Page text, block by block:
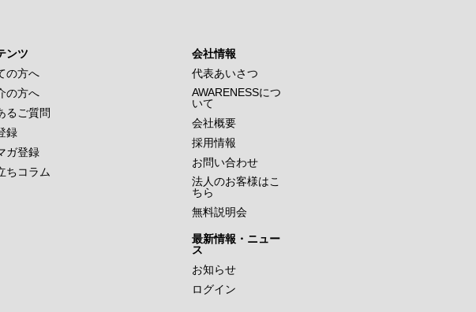
ンツ
の方へ
の方へ
るご質問
録
ガ登録
ちコラム
会社情報
代表あいさつ
AWARENESSにつ
いて
会社概要
採用情報
お問い合わせ
法人のお客様はこ
ちら
無料説明会
最新情報・ニュー
ス
お知らせ
ログイン